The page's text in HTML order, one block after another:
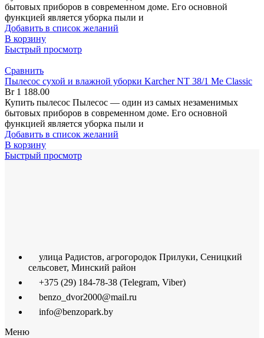
бытовых приборов в современном доме. Его основной
функцией является уборка пыли и
Добавить в список желаний
В корзину
Быстрый просмотр
Сравнить
Пылесос сухой и влажной уборки Karcher NT 38/1 Me Classic
Br1 188.00
Купить пылесос Пылесос — один из самых незаменимых
бытовых приборов в современном доме. Его основной
функцией является уборка пыли и
Добавить в список желаний
В корзину
Быстрый просмотр
улица Радистов, агрогородок Прилуки, Сеницкий
сельсовет, Минский район
+375 (29) 184-78-38 (Telegram, Viber)
benzo_dvor2000@mail.ru
info@benzopark.by
Меню